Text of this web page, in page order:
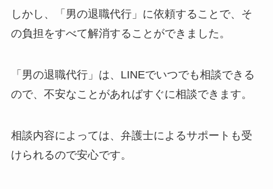
しかし、「男の退職代行」に依頼することで、そ
の負担をすべて解消することができました。
「男の退職代行」は、LINEでいつでも相談できる
ので、不安なことがあればすぐに相談できます。
相談内容によっては、弁護士によるサポートも受
けられるので安心です。